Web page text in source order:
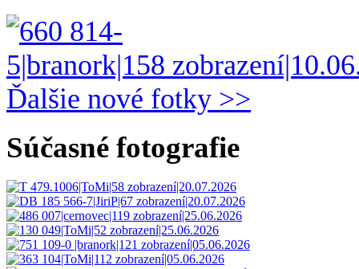
Ďalšie nové fotky >>
Súčasné fotografie